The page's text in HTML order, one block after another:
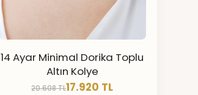
14 Ayar Minimal Dorika Toplu
Altın Kolye
20.608 TL17.920 TL